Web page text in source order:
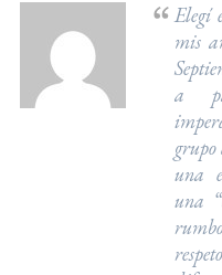
Elegí
mis
a
grupo
una
una